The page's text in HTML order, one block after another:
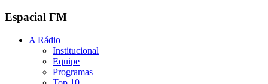
Espacial FM
A Rádio
Institucional
Equipe
Programas